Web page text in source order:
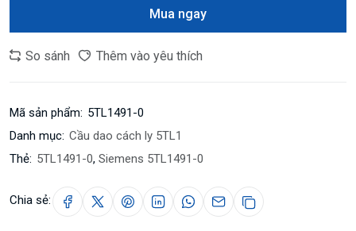
Mua ngay
So sánh Thêm vào yêu thích
Mã sản phẩm: 5TL1491-0
Danh mục: Cầu dao cách ly 5TL1
Thẻ: 5TL1491-0, Siemens 5TL1491-0
Chia sẻ: